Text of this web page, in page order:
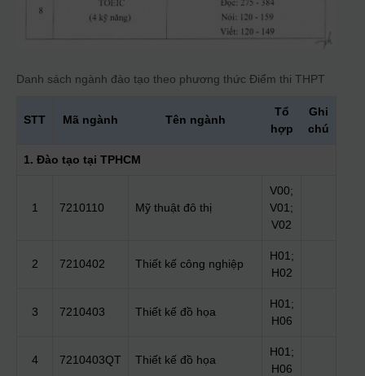
Danh sách ngành đào tạo theo phương thức Điểm thi THPT
STT Mã ngành Tên ngành
Tổ
hợp
Ghi
chú
1. Đào tạo tại TPHCM
1 7210110 Mỹ thuật đô thị
V00;
V01;
V02
2 7210402 Thiết kế công nghiệp
H01;
H02
3 7210403 Thiết kế đồ họa
H01;
H06
4 7210403QT Thiết kế đồ họa
H01;
H06